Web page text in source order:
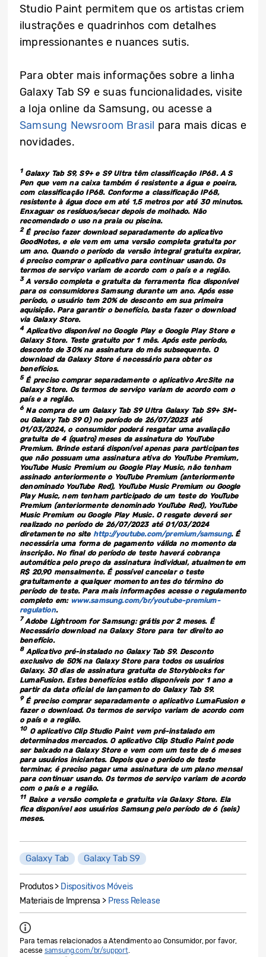
Studio Paint permitem que os artistas criem
ilustrações e quadrinhos com detalhes
impressionantes e nuances sutis.
Para obter mais informações sobre a linha
Galaxy Tab S9 e suas funcionalidades, visite
a loja online da Samsung, ou acesse a
Samsung Newsroom Brasil para mais dicas e
novidades.
1Galaxy Tab S9, S9+ e S9 Ultra têm classificação IP68. A S
Pen que vem na caixa também é resistente a água e poeira,
com classificação IP68. Conforme a classificação IP68,
resistente à água doce em até 1,5 metros por até 30 minutos.
Enxaguar os resíduos/secar depois de molhado. Não
recomendado o uso na praia ou piscina.
2É preciso fazer download separadamente do aplicativo
GoodNotes, e ele vem em uma versão completa gratuita por
um ano. Quando o período da versão integral gratuita expirar,
é preciso comprar o aplicativo para continuar usando. Os
termos de serviço variam de acordo com o país e a região.
3A versão completa e gratuita da ferramenta fica disponível
para os consumidores Samsung durante um ano. Após esse
período, o usuário tem 20% de desconto em sua primeira
aquisição. Para garantir o benefício, basta fazer o download
via Galaxy Store.
4Aplicativo disponível no Google Play e Google Play Store e
Galaxy Store. Teste gratuito por 1 mês. Após este período,
desconto de 30% na assinatura do mês subsequente. O
download da Galaxy Store é necessário para obter os
benefícios.
5É preciso comprar separadamente o aplicativo ArcSite na
Galaxy Store. Os termos de serviço variam de acordo com o
país e a região.
6Na compra de um Galaxy Tab S9 Ultra Galaxy Tab S9+ SM-
ou Galaxy Tab S9 O) no período de 26/07/2023 até
01/03/2024, o consumidor poderá resgatar uma avaliação
gratuita de 4 (quatro) meses da assinatura do YouTube
Premium. Brinde estará disponível apenas para participantes
que não possuam uma assinatura ativa do YouTube Premium,
YouTube Music Premium ou Google Play Music, não tenham
assinado anteriormente o YouTube Premium (anteriormente
denominado YouTube Red), YouTube Music Premium ou Google
Play Music, nem tenham participado de um teste do YouTube
Premium (anteriormente denominado YouTube Red), YouTube
Music Premium ou Google Play Music. O resgate deverá ser
realizado no período de 26/07/2023 até 01/03/2024
diretamente no site http://youtube.com/premium/samsung. É
necessária uma forma de pagamento válida no momento da
inscrição. No final do período de teste haverá cobrança
automática pelo preço da assinatura individual, atualmente em
R$ 20,90 mensalmente. É possível cancelar o teste
gratuitamente a qualquer momento antes do término do
período de teste. Para mais informações acesse o regulamento
completo em: www.samsung.com/br/youtube-premium-
regulation.
7Adobe Lightroom for Samsung: grátis por 2 meses. É
Necessário download na Galaxy Store para ter direito ao
benefício.
8 Aplicativo pré-instalado no Galaxy Tab S9. Desconto
exclusivo de 50% na Galaxy Store para todos os usuários
Galaxy. 30 dias de assinatura gratuita de Storyblocks for
LumaFusion. Estes benefícios estão disponíveis por 1 ano a
partir da data oficial de lançamento do Galaxy Tab S9.
9É preciso comprar separadamente o aplicativo LumaFusion e
fazer o download. Os termos de serviço variam de acordo com
o país e a região.
10O aplicativo Clip Studio Paint vem pré-instalado em
determinados mercados. O aplicativo Clip Studio Paint pode
ser baixado na Galaxy Store e vem com um teste de 6 meses
para usuários iniciantes. Depois que o período de teste
terminar, é preciso pagar uma assinatura de um plano mensal
para continuar usando. Os termos de serviço variam de acordo
com o país e a região.
11Baixe a versão completa e gratuita via Galaxy Store. Ela
fica disponível aos usuários Samsung pelo período de 6 (seis)
meses.
Galaxy Tab Galaxy Tab S9
Produtos > Dispositivos Móveis
Materiais de Imprensa > Press Release
Para temas relacionados a Atendimento ao Consumidor, por favor,
acesse samsung.com/br/support.